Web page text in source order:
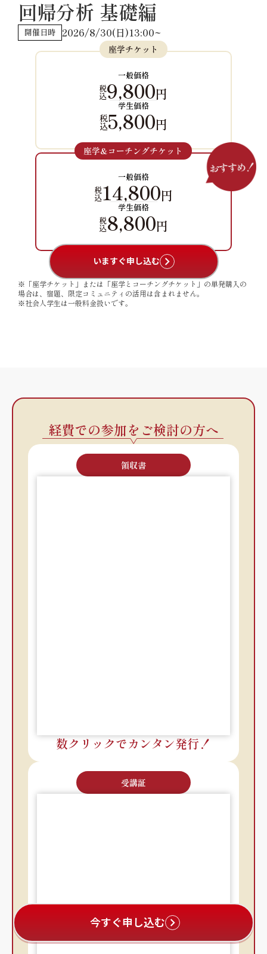
回帰分析 基礎編
開催日時 2026/8/30(日)13:00~
座学チケット
一般価格
税
込9,800円
学生価格
税
込5,800円
座学&コーチングチケット
一般価格
税
込14,800円
学生価格
税
込8,800円
いますぐ申し込む
※「座学チケット」または「座学とコーチングチケット」の単発購入の
場合は、宿題、限定コミュニティの活用は含まれません。
※社会人学生は一般料金扱いです。
経費での参加をご検討の方へ
領収書
数クリックでカンタン発行！
受講証
今すぐ申し込む